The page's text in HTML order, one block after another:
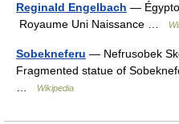
Reginald Engelbach —
Royaume Uni Naissance …
Sobekneferu — Nefrusobek
Fragmented statue of
Wikipedia